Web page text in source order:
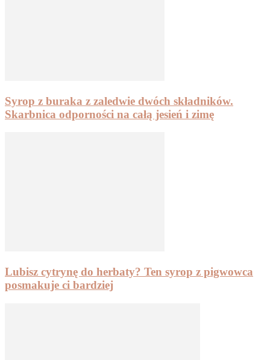
Syrop z buraka z zaledwie dwóch składników.
Skarbnica odporności na całą jesień i zimę
Lubisz cytrynę do herbaty? Ten syrop z pigwowca
posmakuje ci bardziej